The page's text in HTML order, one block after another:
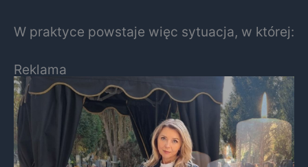
W praktyce powstaje więc sytuacja, w której:
Reklama